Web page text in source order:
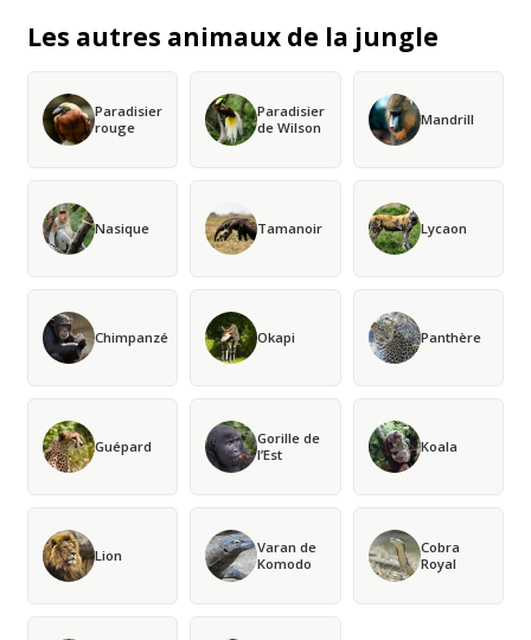
Les autres animaux de la jungle
Paradisier
rouge
Paradisier
de Wilson
Mandrill
Nasique Tamanoir Lycaon
Chimpanzé Okapi Panthère
Guépard
Gorille de
l’Est
Koala
Lion
Varan de
Komodo
Cobra
Royal